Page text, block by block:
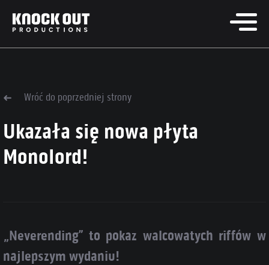
Wróć do poprzedniej strony
Ukazała się nowa płyta
Monolord!
„Neverending” to pokaz walcowatych riffów w
najlepszym wydaniu!